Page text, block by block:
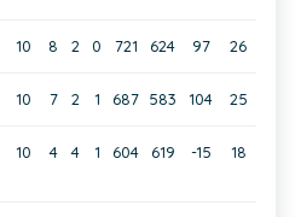
10 8 2 0 721 624 97 26
10 7 2 1 687 583 104 25
10 4 4 1 604 619 -15 18